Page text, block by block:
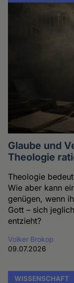
Glaube und
Theologie
Theologie
Wie aber kann
genügen, wenn
Gott – sich
entzieht?
Volker Brokop
09.07.2026
WISSENSCHAFT